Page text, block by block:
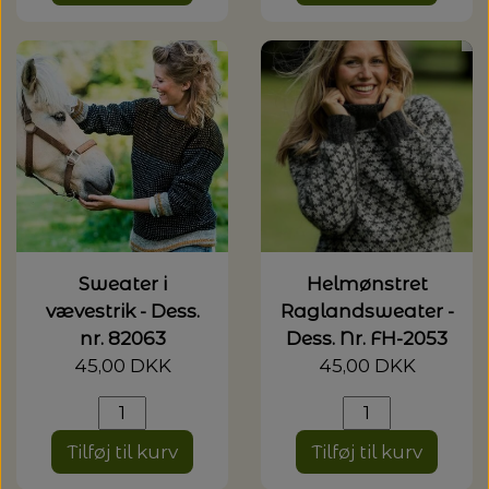
TRYKLÅSE
Sweater i
vævestrik - Dess.
nr. 82063
45,00 DKK
Tilføj til kurv
Helmønstret
Raglandsweater -
Dess. Nr. FH-2053
45,00 DKK
Tilføj til kurv